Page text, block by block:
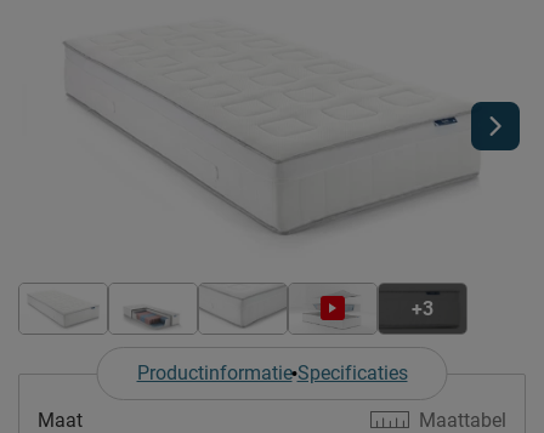
+3
Productinformatie Specificaties
Maattabel
Maat